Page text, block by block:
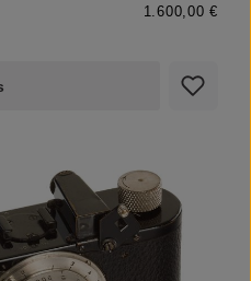
1.600,00 €